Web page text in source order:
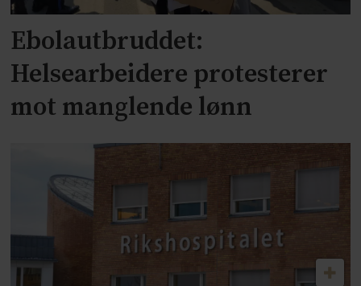
Ebolautbruddet:
Helsearbeidere protesterer
mot manglende lønn